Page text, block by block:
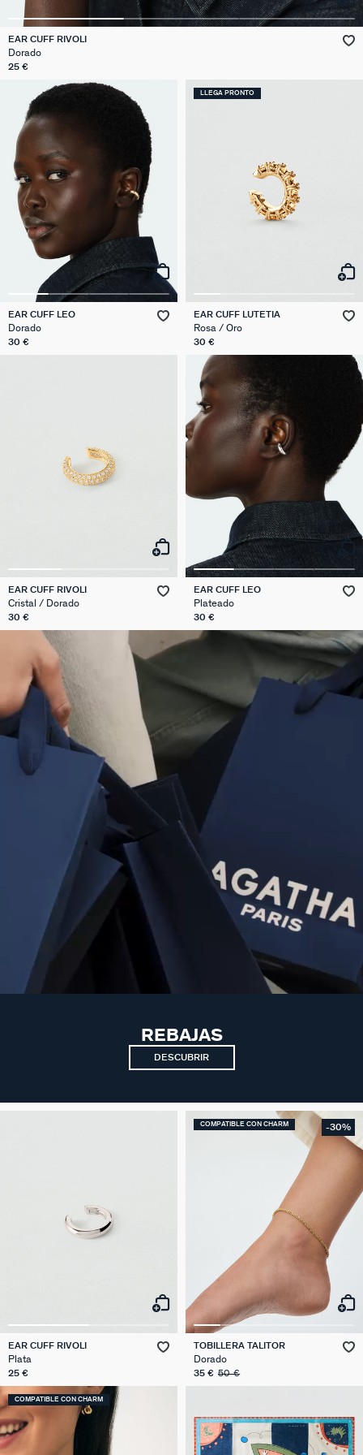
EAR CUFF RIVOLI
Dorado
25 €
EAR CUFF LEO
Dorado
30 €
LLEGA PRONTO
EAR CUFF LUTETIA
Rosa / Oro
30 €
EAR CUFF RIVOLI
Cristal / Dorado
30 €
EAR CUFF LEO
Plateado
30 €
REBAJAS
DESCUBRIR
EAR CUFF RIVOLI
Plata
25 €
COMPATIBLE CON CHARM -30%
TOBILLERA TALITOR
Dorado
35 € 50 €
COMPATIBLE CON CHARM